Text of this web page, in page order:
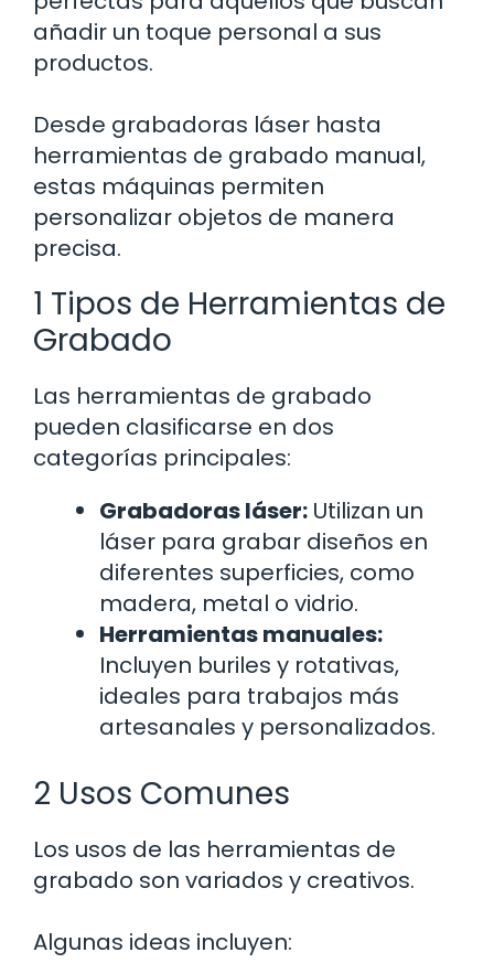
añadir un toque personal a sus
productos.
Desde grabadoras láser hasta
herramientas de grabado manual,
estas máquinas permiten
personalizar objetos de manera
precisa.
1 Tipos de Herramientas de
Grabado
Las herramientas de grabado
pueden clasificarse en dos
categorías principales:
Grabadoras láser: Utilizan un
láser para grabar diseños en
diferentes superficies, como
madera, metal o vidrio.
Herramientas manuales:
Incluyen buriles y rotativas,
ideales para trabajos más
artesanales y personalizados.
2 Usos Comunes
Los usos de las herramientas de
grabado son variados y creativos.
Algunas ideas incluyen: